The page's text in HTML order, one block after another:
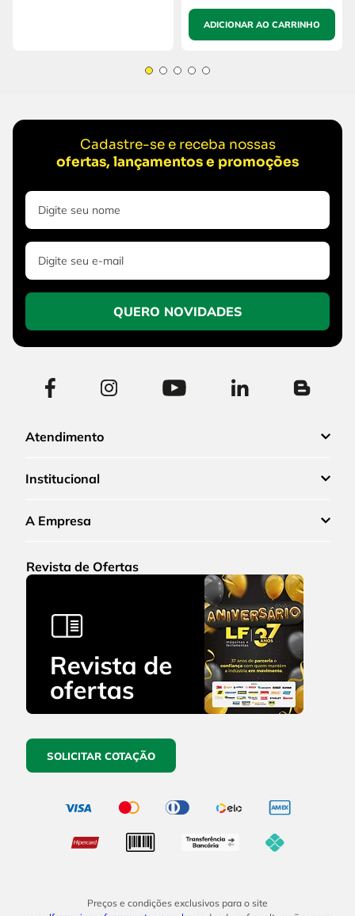
ADICIONAR AO CARRINHO
Cadastre-se e receba nossas
ofertas, lançamentos e promoções
QUERO NOVIDADES
Atendimento
Institucional
A Empresa
Revista de Ofertas
SOLICITAR COTAÇÃO
Preços e condições exclusivos para o site